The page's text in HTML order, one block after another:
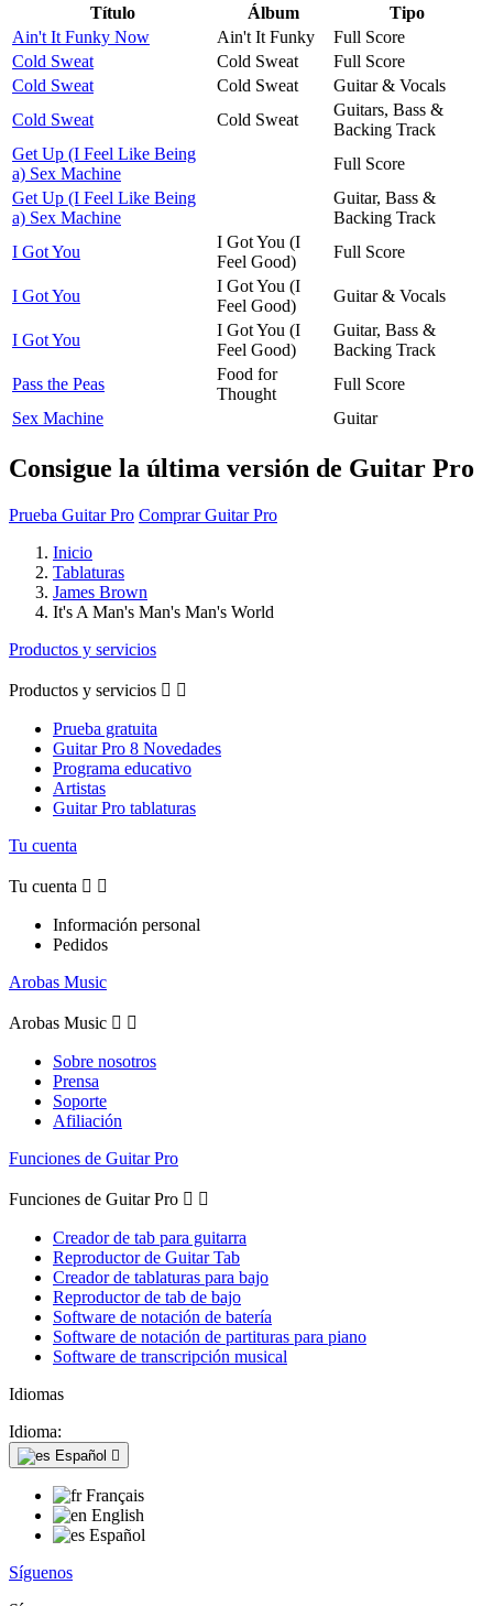
Título Álbum
Tipo
Ain't It Funky Now
Ain't It Funky
Full Score
Cold Sweat
Cold Sweat
Full Score
Cold Sweat
Cold Sweat
Guitar & Vocals
Cold Sweat
Cold Sweat
Guitars, Bass &
Backing Track
Get Up (I Feel Like Being
a) Sex Machine
Full Score
Get Up (I Feel Like Being
a) Sex Machine
Guitar, Bass &
Backing Track
I Got You
I Got You (I
Feel Good)
Full Score
I Got You
I Got You (I
Feel Good)
Guitar & Vocals
I Got You
I Got You (I
Feel Good)
Guitar, Bass &
Backing Track
Pass the Peas
Food for
Thought
Full Score
Sex Machine
Guitar
Consigue la última versión de Guitar Pro
Prueba Guitar Pro Comprar Guitar Pro
Inicio
Tablaturas
James Brown
It's A Man's Man's Man's World
Productos y servicios
Productos y servicios  
Prueba gratuita
Guitar Pro 8 Novedades
Programa educativo
Artistas
Guitar Pro tablaturas
Tu cuenta
Tu cuenta  
Información personal
Pedidos
Arobas Music
Arobas Music  
Sobre nosotros
Prensa
Soporte
Afiliación
Funciones de Guitar Pro
Funciones de Guitar Pro  
Creador de tab para guitarra
Reproductor de Guitar Tab
Creador de tablaturas para bajo
Reproductor de tab de bajo
Software de notación de batería
Software de notación de partituras para piano
Software de transcripción musical
Idiomas
Idioma:
Español 
Français
English
Español
Síguenos